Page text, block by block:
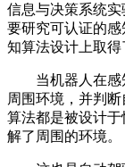
信息与决策系统实
要研究可认证的
知算法设计上取得
当机器人在感
周围环境，并判
算法都是被设计
解了周围的环境。